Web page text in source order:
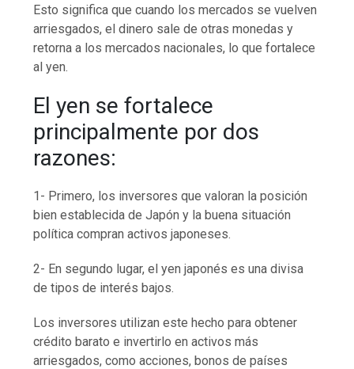
Esto significa que cuando los mercados se vuelven
arriesgados, el dinero sale de otras monedas y
retorna a los mercados nacionales, lo que fortalece
al yen.
El yen se fortalece
principalmente por dos
razones:
1- Primero, los inversores que valoran la posición
bien establecida de Japón y la buena situación
política compran activos japoneses.
2- En segundo lugar, el yen japonés es una divisa
de tipos de interés bajos.
Los inversores utilizan este hecho para obtener
crédito barato e invertirlo en activos más
arriesgados, como acciones, bonos de países